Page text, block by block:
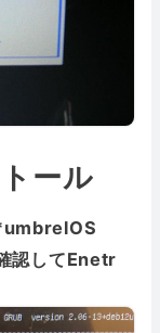
ール
認してEnetr